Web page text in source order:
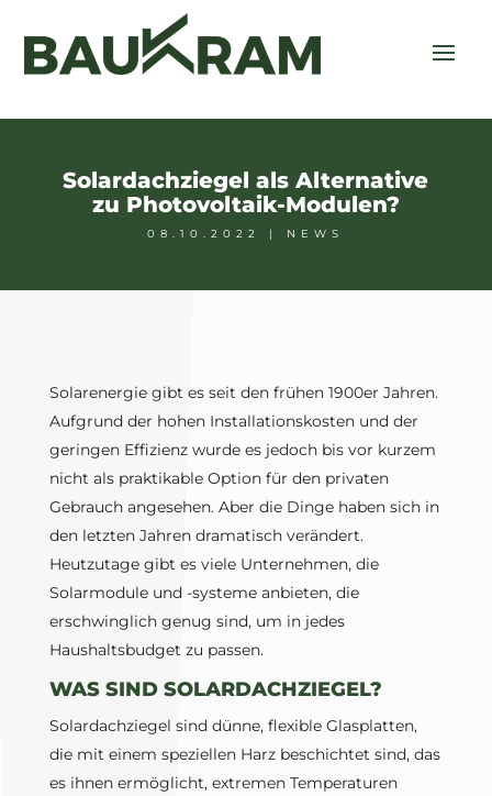
Solardachziegel als Alternative
zu Photovoltaik-Modulen?
08.10.2022 | NEWS
Solarenergie gibt es seit den frühen 1900er Jahren.
Aufgrund der hohen Installationskosten und der
geringen Effizienz wurde es jedoch bis vor kurzem
nicht als praktikable Option für den privaten
Gebrauch angesehen. Aber die Dinge haben sich in
den letzten Jahren dramatisch verändert.
Heutzutage gibt es viele Unternehmen, die
Solarmodule und -systeme anbieten, die
erschwinglich genug sind, um in jedes
Haushaltsbudget zu passen.
WAS SIND SOLARDACHZIEGEL?
Solardachziegel sind dünne, flexible Glasplatten,
die mit einem speziellen Harz beschichtet sind, das
es ihnen ermöglicht, extremen Temperaturen